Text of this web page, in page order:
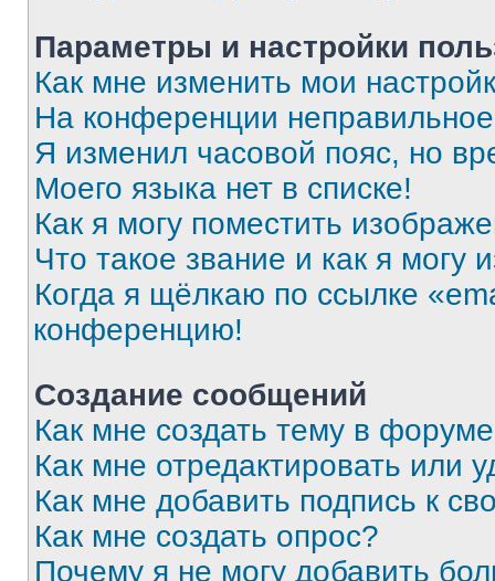
Параметры и настройки
Как мне изменить мои
На конференции
Я изменил часовой пояс, но
Моего языка нет в списке!
Как я могу поместить
Что такое звание и как я могу
Когда я щёлкаю по ссылке
конференцию!
Создание сообщений
Как мне создать тему в
Как мне отредактировать или
Как мне добавить подпись к
Как мне создать опрос?
Почему я не могу добавить